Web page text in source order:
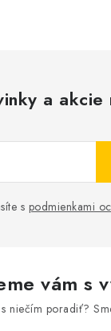
a akcie
s podmienkami
vám s
niečím poradiť?